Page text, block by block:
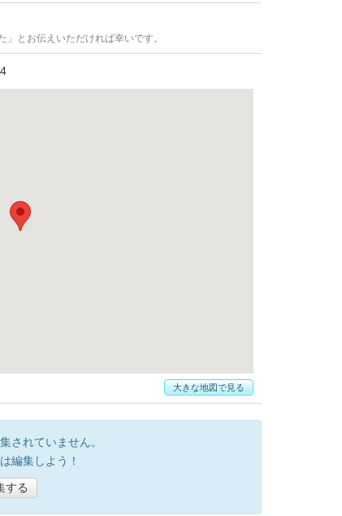
」とお伝えいただければ幸いです。
大きな地図で見る
されていません。
編集しよう！
する